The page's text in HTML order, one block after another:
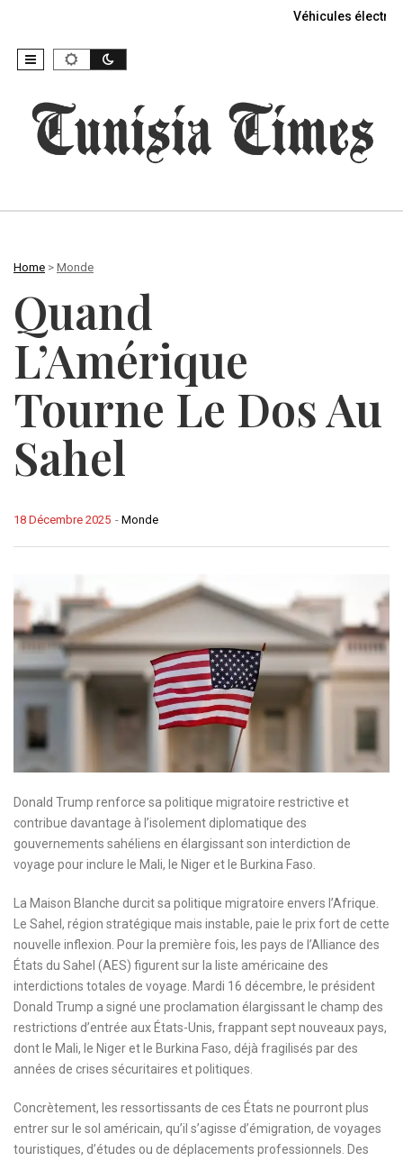
Véhicules
Home > Monde
Quand
L’Amérique
Tourne Le Dos Au
Sahel
- Monde
18 Décembre 2025
Donald Trump renforce sa politique migratoire restrictive et
contribue davantage à l’isolement diplomatique des
gouvernements sahéliens en élargissant son interdiction de
voyage pour inclure le Mali, le Niger et le Burkina Faso.
La Maison Blanche durcit sa politique migratoire envers l’Afrique.
Le Sahel, région stratégique mais instable, paie le prix fort de cette
nouvelle inflexion. Pour la première fois, les pays de l’Alliance des
États du Sahel (AES) figurent sur la liste américaine des
interdictions totales de voyage. Mardi 16 décembre, le président
Donald Trump a signé une proclamation élargissant le champ des
restrictions d’entrée aux États-Unis, frappant sept nouveaux pays,
dont le Mali, le Niger et le Burkina Faso, déjà fragilisés par des
années de crises sécuritaires et politiques.
Concrètement, les ressortissants de ces États ne pourront plus
entrer sur le sol américain, qu’il s’agisse d’émigration, de voyages
touristiques, d’études ou de déplacements professionnels. Des